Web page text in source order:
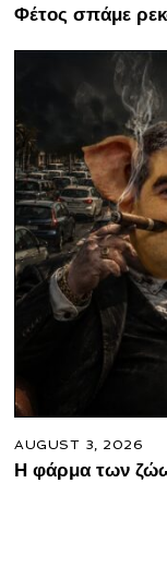
Φέτος σπάμε
AUGUST 3, 2026
Η φάρμα των